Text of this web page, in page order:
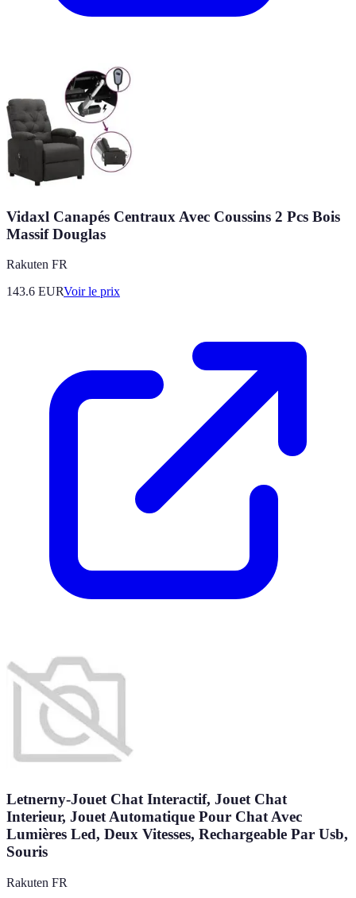
Vidaxl Canapés Centraux Avec Coussins 2 Pcs Bois
Massif Douglas
Rakuten FR
143.6 EURVoir le prix
Letnerny-Jouet Chat Interactif, Jouet Chat
Interieur, Jouet Automatique Pour Chat Avec
Lumières Led, Deux Vitesses, Rechargeable Par Usb,
Souris
Rakuten FR